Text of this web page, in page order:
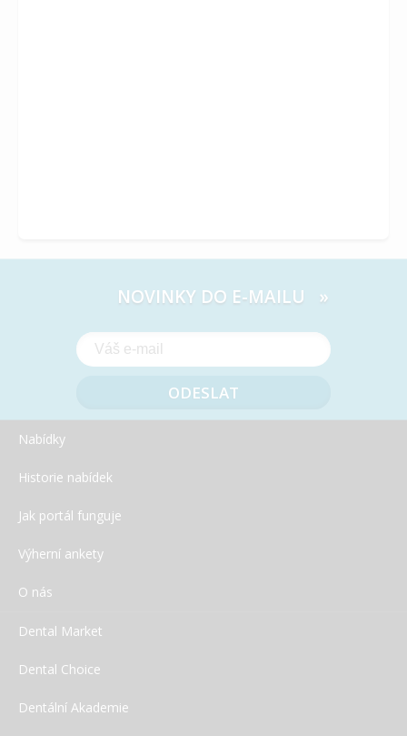
VOCO - splní všechna vaše přání
SDI – Speciální nabídka
NOVINKY DO E-MAILU »
Nabídky
Historie nabídek
Jak portál funguje
Výherní ankety
O nás
Dental Market
Dental Choice
Dentální Akademie